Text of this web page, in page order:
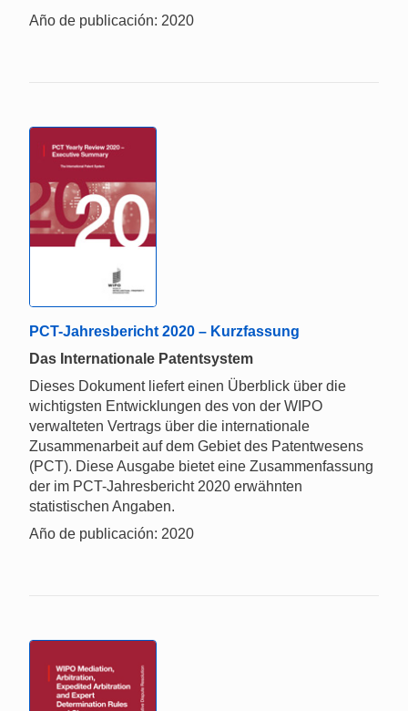
Año de publicación: 2020
PCT-Jahresbericht 2020 – Kurzfassung
Das Internationale Patentsystem
Dieses Dokument liefert einen Überblick über die
wichtigsten Entwicklungen des von der WIPO
verwalteten Vertrags über die internationale
Zusammenarbeit auf dem Gebiet des Patentwesens
(PCT). Diese Ausgabe bietet eine Zusammenfassung
der im PCT-Jahresbericht 2020 erwähnten
statistischen Angaben.
Año de publicación: 2020